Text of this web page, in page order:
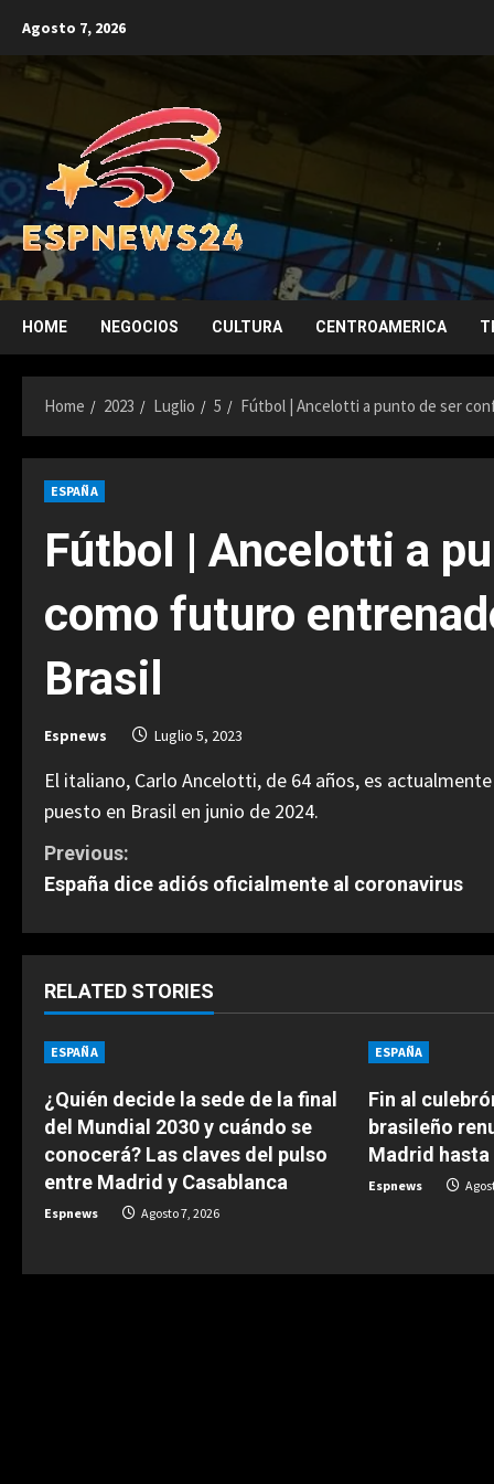
content
Agosto 7, 2026
HOME NEGOCIOS CULTURA CENTROAMERICA
Home 2023 Luglio 5 Fútbol | Ancelotti a punto de ser
ESPAÑA
Fútbol | Ancelotti a
como futuro
Brasil
Espnews Luglio 5, 2023
El italiano, Carlo Ancelotti, de 64 años, es
puesto en Brasil en junio de 2024.
C
n
t
i
n
u
e
R
e
Previous:
España dice adiós oficialmente al coronavirus
RELATED STORIES
ESPAÑA
¿Quién decide la sede de la final
del Mundial 2030 y cuándo se
conocerá? Las claves del pulso
entre Madrid y Casablanca
Espnews Agosto 7, 2026
ESPAÑA
Fin al
brasileño
Madrid hasta
Espnews